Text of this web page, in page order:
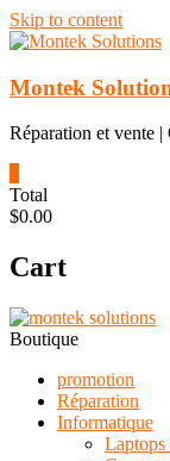
Skip to content
Montek
Réparation et vente
Total
$0.00
Cart
Boutique
promotion
Réparation
Informatique
Laptops